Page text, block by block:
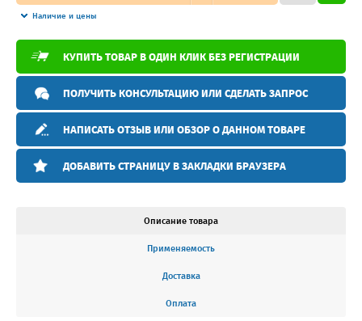
Наличие и цены
КУПИТЬ ТОВАР В ОДИН КЛИК БЕЗ РЕГИСТРАЦИИ
ПОЛУЧИТЬ КОНСУЛЬТАЦИЮ ИЛИ СДЕЛАТЬ ЗАПРОС
НАПИСАТЬ ОТЗЫВ ИЛИ ОБЗОР О ДАННОМ ТОВАРЕ
ДОБАВИТЬ СТРАНИЦУ В ЗАКЛАДКИ БРАУЗЕРА
Описание товара
Применяемость
Доставка
Оплата